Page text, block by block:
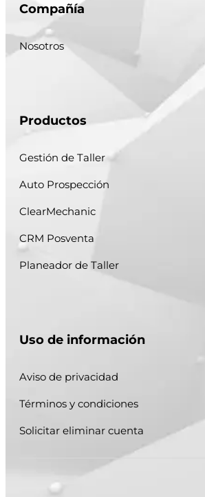
Compañía
Nosotros
Productos
Gestión de Taller
Auto Prospección
ClearMechanic
CRM Posventa
Planeador de Taller
Uso de información
Aviso de privacidad
Términos y condiciones
Solicitar eliminar cuenta